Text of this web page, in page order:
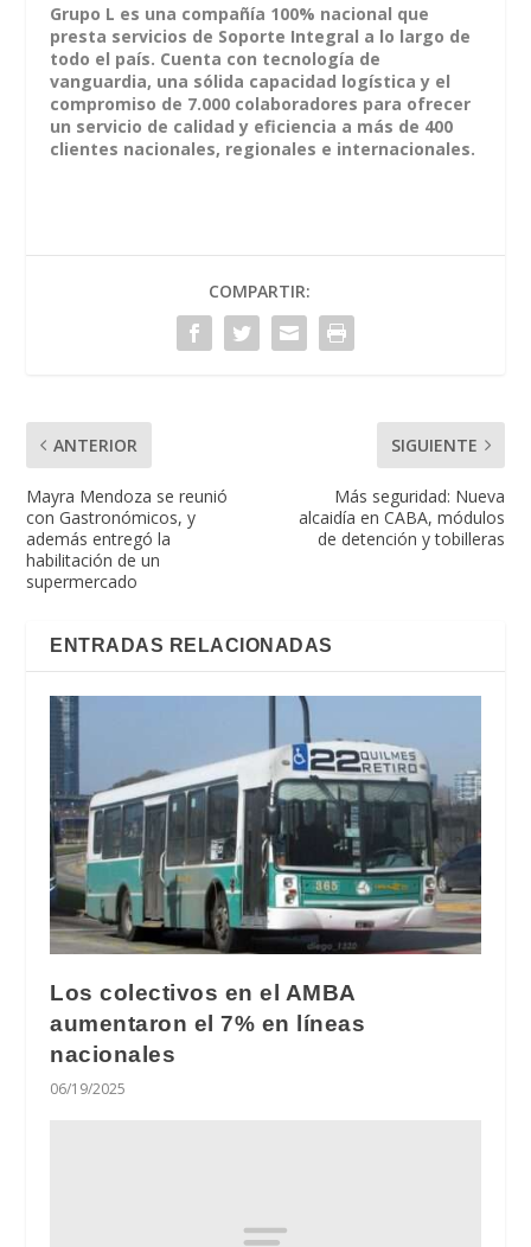
Grupo L es una compañía 100% nacional que
presta servicios de Soporte Integral a lo largo de
todo el país. Cuenta con tecnología de
vanguardia, una sólida capacidad logística y el
compromiso de 7.000 colaboradores para ofrecer
un servicio de calidad y eficiencia a más de 400
clientes nacionales, regionales e internacionales.
COMPARTIR:
ANTERIOR
Mayra Mendoza se reunió
con Gastronómicos, y
además entregó la
habilitación de un
supermercado
SIGUIENTE
Más seguridad: Nueva
alcaidía en CABA, módulos
de detención y tobilleras
ENTRADAS RELACIONADAS
Los colectivos en el AMBA
aumentaron el 7% en líneas
nacionales
06/19/2025